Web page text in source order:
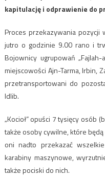
kapitulację i odprawienie do
Proces przekazywania pozycji
jutro o godzinie 9.00 rano i
Bojownicy ugrupowań „Fajlah-
miejscowości Ajn-Tarma, Irbin,
przetransportowani do
Idlib.
„Kocioł” opuści 7 tysięcy osób
także osoby cywilne, które będą
oni nadto przekazać
karabiny maszynowe,
także pociski do nich.